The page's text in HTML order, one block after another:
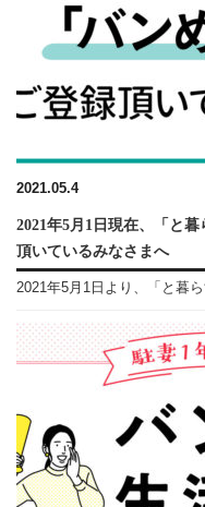
2021.05.4
2021年5月1日現在、「と
頂いているみなさまへ
2021年5月1日より、「と暮